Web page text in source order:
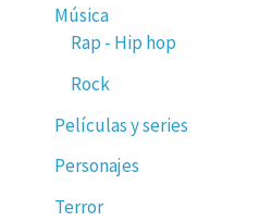
Música
Rap - Hip hop
Rock
Películas y series
Personajes
Terror